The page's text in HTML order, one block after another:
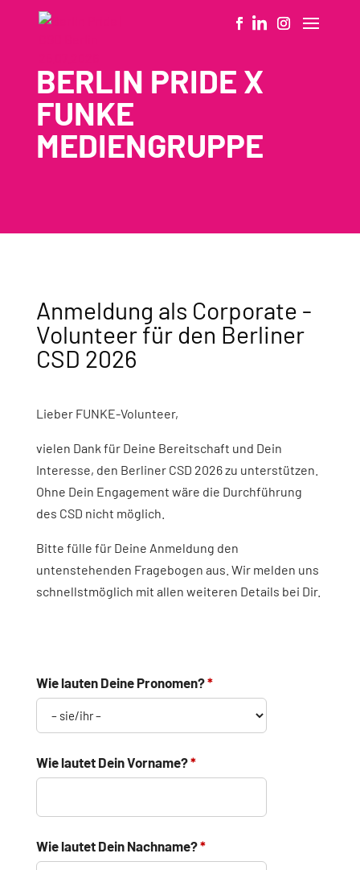
BERLIN PRIDE X
FUNKE
MEDIENGRUPPE
Anmeldung als Corporate -
Volunteer für den Berliner
CSD 2026
Lieber FUNKE-Volunteer,
vielen Dank für Deine Bereitschaft und Dein
Interesse, den Berliner CSD 2026 zu unterstützen.
Ohne Dein Engagement wäre die Durchführung
des CSD nicht möglich.
Bitte fülle für Deine Anmeldung den
untenstehenden Fragebogen aus. Wir melden uns
schnellstmöglich mit allen weiteren Details bei Dir.
Wie lauten Deine Pronomen?
Wie lautet Dein Vorname?
Wie lautet Dein Nachname?